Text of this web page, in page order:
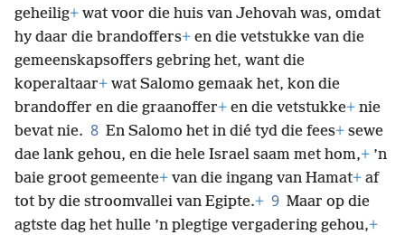
geheilig+ wat voor die huis van Jehovah was, omdat
hy daar die brandoffers+ en die vetstukke van die
gemeenskapsoffers gebring het, want die
koperaltaar+ wat Salomo gemaak het, kon die
brandoffer en die graanoffer+ en die vetstukke+ nie
bevat nie. 8 En Salomo het in dié tyd die fees+ sewe
dae lank gehou, en die hele Israel saam met hom,+ ’n
baie groot gemeente+ van die ingang van Hamat+ af
tot by die stroomvallei van Egipte.+ 9 Maar op die
agtste dag het hulle ’n plegtige vergadering gehou,+